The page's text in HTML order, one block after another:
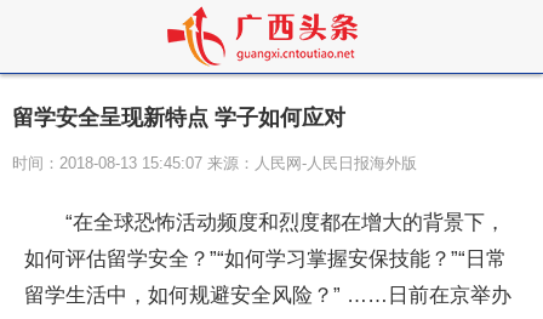
留学安全呈现新特点 学子如何应对
时间：2018-08-13 15:45:07 来源：人民网-人民日报海外版
“在全球恐怖活动频度和烈度都在增大的背景下，
如何评估留学安全？”“如何学习掌握安保技能？”“日常
留学生活中，如何规避安全风险？” ……日前在京举办